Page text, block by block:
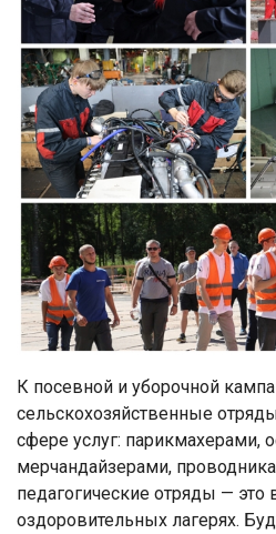
К посевной и уборочной
сельскохозяйственные
сфере услуг: парикмахерами,
мерчандайзерами,
педагогические отряды — это
оздоровительных лагерях.